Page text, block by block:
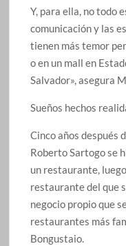
Y, para ella, no todo
comunicación y las
tienen más temor
o en un mall en
Salvador», asegura
Sueños hechos
Cinco años después
Roberto Sartogo se
un restaurante,
restaurante del que
negocio propio que
restaurantes más
Bongustaio.